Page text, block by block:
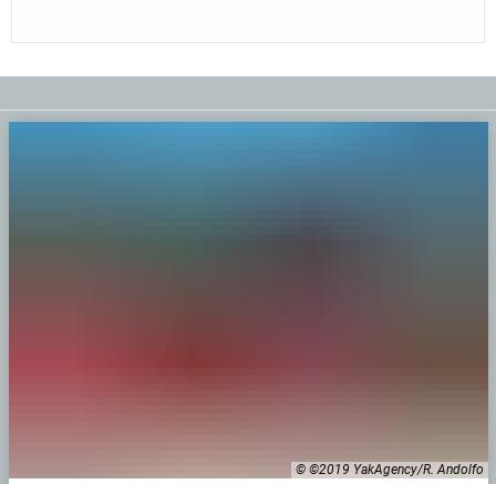
© ©2019 YakAgency/R. Andolfo